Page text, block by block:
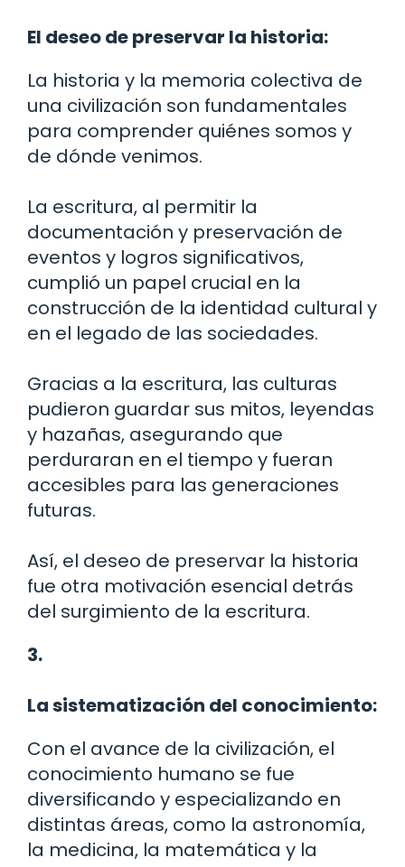
El deseo de preservar la historia:
La historia y la memoria colectiva de
una civilización son fundamentales
para comprender quiénes somos y
de dónde venimos.
La escritura, al permitir la
documentación y preservación de
eventos y logros significativos,
cumplió un papel crucial en la
construcción de la identidad cultural y
en el legado de las sociedades.
Gracias a la escritura, las culturas
pudieron guardar sus mitos, leyendas
y hazañas, asegurando que
perduraran en el tiempo y fueran
accesibles para las generaciones
futuras.
Así, el deseo de preservar la historia
fue otra motivación esencial detrás
del surgimiento de la escritura.
3.
La sistematización del conocimiento:
Con el avance de la civilización, el
conocimiento humano se fue
diversificando y especializando en
distintas áreas, como la astronomía,
la medicina, la matemática y la